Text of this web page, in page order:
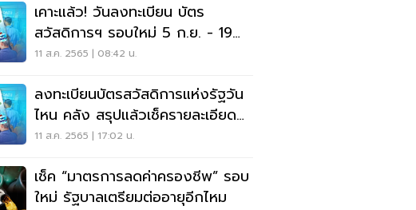
เคาะแล้ว! วันลงทะเบียน บัตร
สวัสดิการฯ รอบใหม่ 5 ก.ย. - 19
ต.ค. 65
11 ส.ค. 2565 | 08:42 น.
ลงทะเบียนบัตรสวัสดิการแห่งรัฐวัน
ไหน คลัง สรุปแล้วเช็ครายละเอียดที่
นี่
11 ส.ค. 2565 | 17:02 น.
เช็ค “มาตรการลดค่าครองชีพ” รอบ
ใหม่ รัฐบาลเตรียมต่ออายุอีกไหม